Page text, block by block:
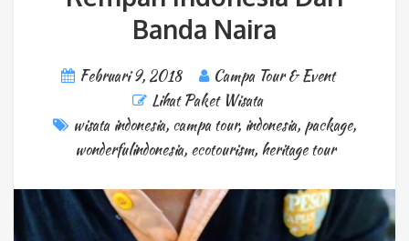
Banda Naira
Februari 9, 2018
Campa Tour & Event
Lihat Paket Wisata
wisata indonesia, campa tour, indonesia, package,
wonderfulindonesia, ecotourism, heritage tour